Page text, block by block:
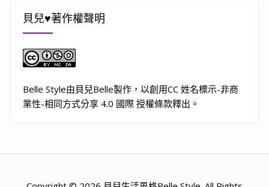
貝兒♥著作權聲明
Belle Style由貝兒Belle製作，以創用CC 姓名標示-非商
業性-相同方式分享 4.0 國際 授權條款釋出。